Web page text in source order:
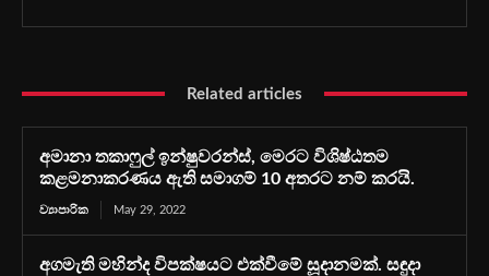
Related articles
අමානා තකාෆුල් ඉන්ෂුවරන්ස්, මෙරට විශිෂ්ඨතම
කළමනාකරණය ඇති සමාගම් 10 අතරට නම් කරයි.
ව්‍යාපාරික May 29, 2022
අගමැති මහින්ද විපක්ෂයට එක්වීමේ සූදානමක්. සඳුදා